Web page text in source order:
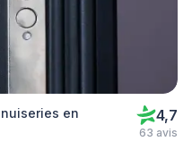
en
4,7
63 avis